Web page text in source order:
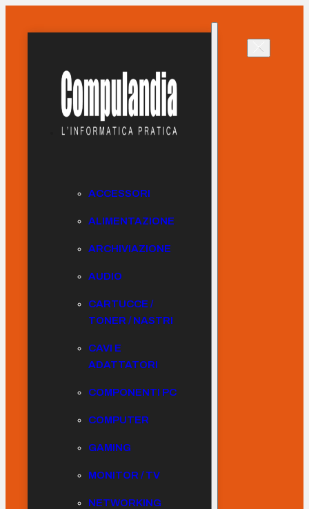
ACCESSORI
ALIMENTAZIONE
ARCHIVIAZIONE
AUDIO
CARTUCCE /
TONER / NASTRI
CAVI E
ADATTATORI
COMPONENTI PC
COMPUTER
GAMING
MONITOR / TV
NETWORKING